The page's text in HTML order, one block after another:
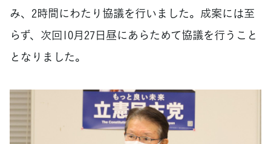
み、2時間にわたり協議を行いました。成案には至
らず、次回10月27日昼にあらためて協議を行うこと
となりました。